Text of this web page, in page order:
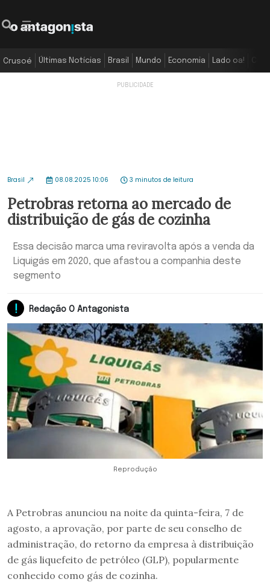
Crusoé Últimas Notícias Brasil Mundo Economia Lado oa!
Brasil 08.08.2025 10:06 3 minutos de leitura
Petrobras retorna ao mercado de
distribuição de gás de cozinha
Essa decisão marca uma reviravolta após a venda da
Liquigás em 2020, que afastou a companhia deste
segmento
Redação O Antagonista
Reprodução
A Petrobras anunciou na noite da quinta-feira, 7 de
agosto, a aprovação, por parte de seu conselho de
administração, do retorno da empresa à distribuição
de gás liquefeito de petróleo (GLP), popularmente
conhecido como gás de cozinha.